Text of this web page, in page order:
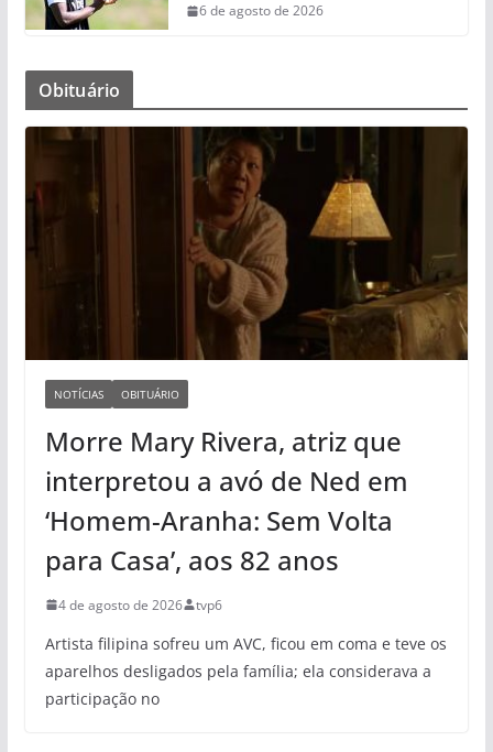
6 de agosto de 2026
Obituário
NOTÍCIAS OBITUÁRIO
Morre Mary Rivera, atriz que
interpretou a avó de Ned em
‘Homem-Aranha: Sem Volta
para Casa’, aos 82 anos
4 de agosto de 2026 tvp6
Artista filipina sofreu um AVC, ficou em coma e teve os
aparelhos desligados pela família; ela considerava a
participação no